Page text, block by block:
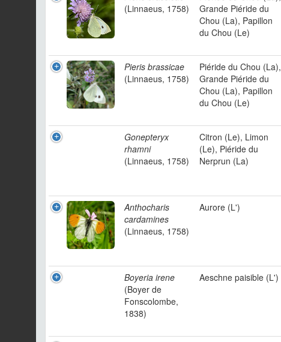
(Linnaeus, 1758)
Grande Piéride du
Chou (La), Papillon
du Chou (Le)
Pieris brassicae
(Linnaeus, 1758)
Piéride du Chou (La),
Grande Piéride du
Chou (La), Papillon
du Chou (Le)
Gonepteryx
rhamni
(Linnaeus, 1758)
Citron (Le), Limon
(Le), Piéride du
Nerprun (La)
Anthocharis
cardamines
(Linnaeus, 1758)
Aurore (L')
Boyeria irene
(Boyer de
Fonscolombe,
1838)
Aeschne paisible (L')